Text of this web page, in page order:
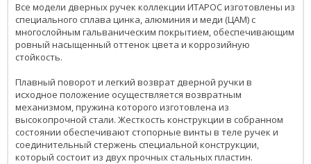
Все модели дверных ручек коллекции ИТАРОС изготовлены из
специального сплава цинка, алюминия и меди (ЦАМ) с
многослойным гальваническим покрытием, обеспечивающим
ровный насыщенный оттенок цвета и коррозийную
стойкость.
Плавный поворот и легкий возврат дверной ручки в
исходное положение осуществляется возвратным
механизмом, пружина которого изготовлена из
высокопрочной стали. Жесткость конструкции в собранном
состоянии обеспечивают стопорные винты в теле ручек и
соединительный стержень специальной конструкции,
который состоит из двух прочных стальных пластин.